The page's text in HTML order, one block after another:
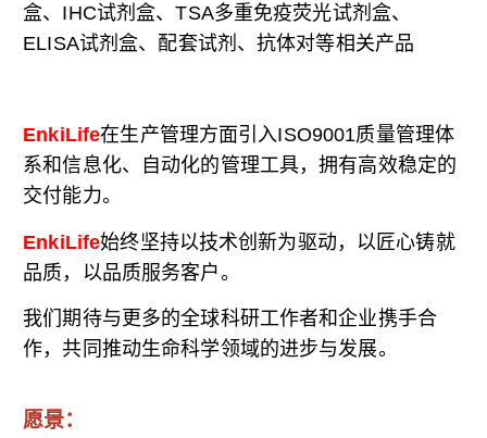
盒、IHC试剂盒、TSA多重免疫荧光试剂盒、
ELISA试剂盒、配套试剂、抗体对等相关产品
EnkiLife在生产管理方面引入ISO9001质量管理体
系和信息化、自动化的管理工具，拥有高效稳定的
交付能力。
EnkiLife始终坚持以技术创新为驱动，以匠心铸就
品质，以品质服务客户。
我们期待与更多的全球科研工作者和企业携手合
作，共同推动生命科学领域的进步与发展。
愿景：